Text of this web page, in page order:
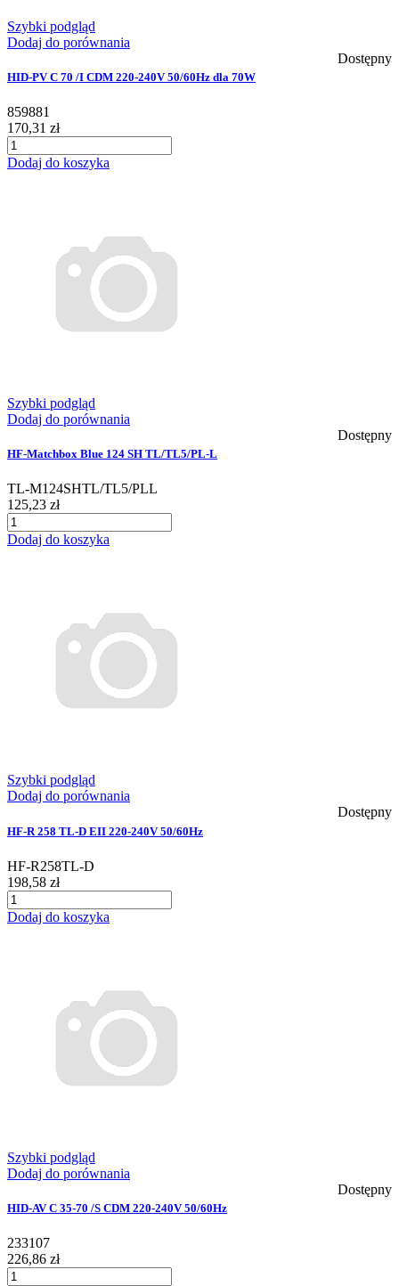
Szybki podgląd
Dodaj do porównania
Dostępny
HID-PV C 70 /I CDM 220-240V 50/60Hz dla 70W
859881
170,31 zł
Dodaj do koszyka
Szybki podgląd
Dodaj do porównania
Dostępny
HF-Matchbox Blue 124 SH TL/TL5/PL-L
TL-M124SHTL/TL5/PLL
125,23 zł
Dodaj do koszyka
Szybki podgląd
Dodaj do porównania
Dostępny
HF-R 258 TL-D EII 220-240V 50/60Hz
HF-R258TL-D
198,58 zł
Dodaj do koszyka
Szybki podgląd
Dodaj do porównania
Dostępny
HID-AV C 35-70 /S CDM 220-240V 50/60Hz
233107
226,86 zł